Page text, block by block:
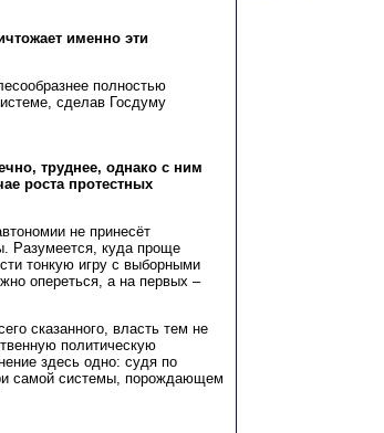
именно эти
полностью
сделав Госдуму
труднее, однако с ним
роста протестных
не принесёт
Разумеется, куда проще
тонкую игру с выборными
опереться, а на первых –
сказанного, власть тем не
политическую
здесь одно: судя по
самой системы, порождающем